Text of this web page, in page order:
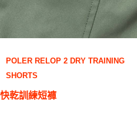
POLER RELOP 2 DRY TRAINING
SHORTS
快乾訓練短褲